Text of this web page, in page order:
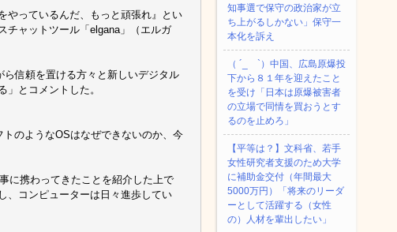
やっているんだ、もっと頑張れ』とい
チャットツール「elgana」（エルガ
信頼を置ける方々と新しいデジタル
とコメントした。
のようなOSはなぜできないのか、今
に携わってきたことを紹介した上で
、コンピューターは日々進歩してい
知事選で保守の政治家が立
ち上がるしかない」保守一
本化を訴え
（ ´_ゝ`）中国、広島原爆投
下から８１年を迎えたこと
を受け「日本は原爆被害者
の立場で同情を買おうとす
るのを止めろ」
【平等は？】文科省、若手
女性研究者支援のため大学
に補助金交付（年間最大
5000万円）「将来のリーダ
ーとして活躍する（女性
の）人材を輩出したい」